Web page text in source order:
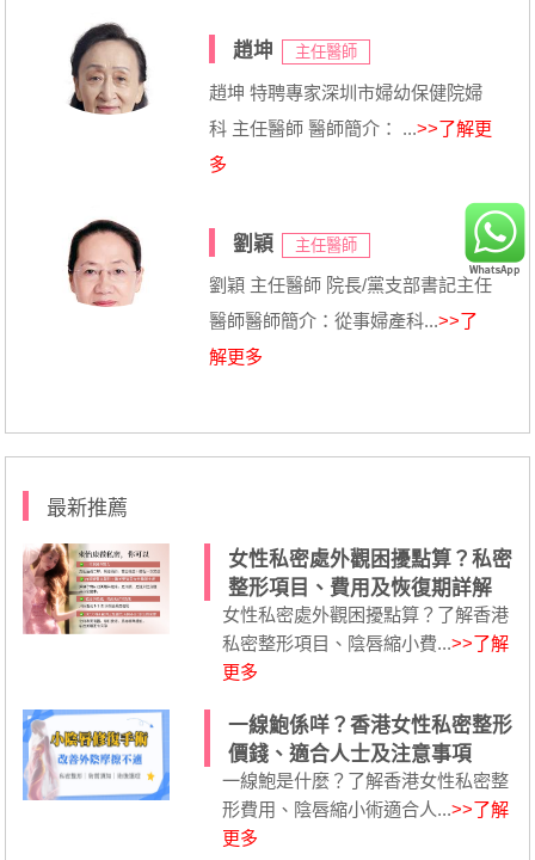
趙坤 主任醫師
趙坤 特聘專家深圳市婦幼保健院婦
科 主任醫師 醫師簡介： ...>>了解更
多
劉穎 主任醫師
劉穎 主任醫師 院長/黨支部書記主任
醫師醫師簡介：從事婦產科...>>了
解更多
最新推薦
女性私密處外觀困擾點算？私密
整形項目、費用及恢復期詳解
女性私密處外觀困擾點算？了解香港
私密整形項目、陰唇縮小費...>>了解
更多
一線鮑係咩？香港女性私密整形
價錢、適合人士及注意事項
一線鮑是什麼？了解香港女性私密整
形費用、陰唇縮小術適合人...>>了解
更多